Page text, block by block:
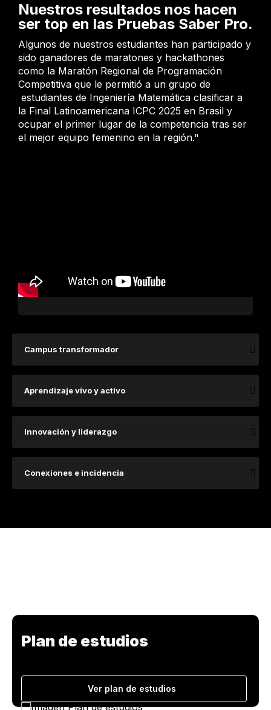
Nuestros resultados nos hacen
ser top en las Pruebas Saber Pro.
Algunos de nuestros estudiantes han participado y
sido ganadores de maratones y hackathones
como la Maratón Regional de Programación
Competitiva que le permitió a un grupo de
estudiantes de Ingeniería Matemática clasificar a
la Final Latinoamericana ICPC 2025 en Brasil y
ocupar el primer lugar de la competencia tras ser
el mejor equipo femenino en la región."
Campus transformador
Aprendizaje vivo y activo
Innovación y liderazgo
Conexiones e incidencia
Plan de estudios
Ver plan de estudios